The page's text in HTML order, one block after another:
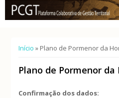
Está aqui
Início » Plano de Pormenor da
Plano de Pormenor
Confirmação dos dados: